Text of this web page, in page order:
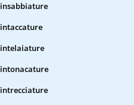
insabbiature
intaccature
intelaiature
intonacature
intrecciature